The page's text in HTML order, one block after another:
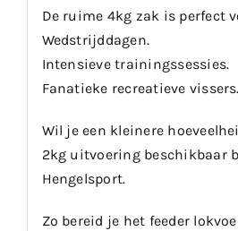
De ruime 4kg zak is perfect
Wedstrijddagen.
Intensieve trainingssessies.
Fanatieke recreatieve vissers.
Wil je een kleinere
2kg uitvoering beschikbaar
Hengelsport.
Zo bereid je het feeder